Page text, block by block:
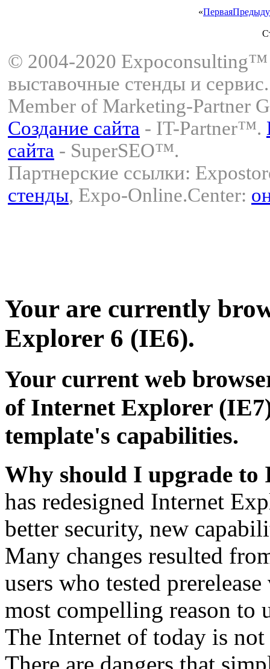
«Первая
© 2004-2020
выставочные стенды и сервис.
Member of Marketing-Partner
Создание сайта - IT-Partner™.
сайта - SuperSEO™.
Партнерские ссылки:
стенды, Expo-Online.Center:
Your are currently
Explorer 6 (IE6).
Your current web
of Internet Explorer
template's capabilities.
Why should I upgrade to
has redesigned Internet
better security, new
Many changes resulted
users who tested
most compelling reason to
The Internet of today is